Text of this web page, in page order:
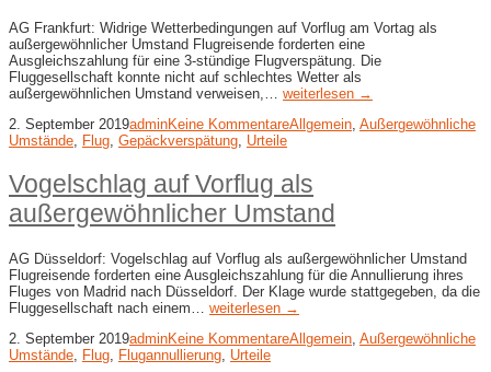
AG Frankfurt: Widrige Wetterbedingungen auf Vorflug am Vortag als
außergewöhnlicher Umstand Flugreisende forderten eine
Ausgleichszahlung für eine 3-stündige Flugverspätung. Die
Fluggesellschaft konnte nicht auf schlechtes Wetter als
außergewöhnlichen Umstand verweisen,… weiterlesen →
2. September 2019adminKeine KommentareAllgemein, Außergewöhnliche
Umstände, Flug, Gepäckverspätung, Urteile
Vogelschlag auf Vorflug als
außergewöhnlicher Umstand
AG Düsseldorf: Vogelschlag auf Vorflug als außergewöhnlicher Umstand
Flugreisende forderten eine Ausgleichszahlung für die Annullierung ihres
Fluges von Madrid nach Düsseldorf. Der Klage wurde stattgegeben, da die
Fluggesellschaft nach einem… weiterlesen →
2. September 2019adminKeine KommentareAllgemein Außergewöhnliche
Umstände Flug Flugannullierung Urteile